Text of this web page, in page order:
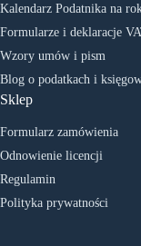
Kalendarz Podatnika na
Formularze i deklaracje
Wzory umów i pism
Blog o podatkach i
Sklep
Formularz zamówienia
Odnowienie licencji
Regulamin
Polityka prywatności